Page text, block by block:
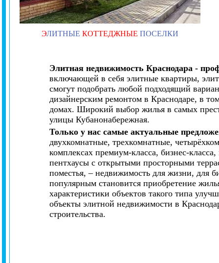
ЭЛИТНЫЕ КОТТЕДЖНЫЕ ПОСЕЛКИ
Элитная недвижимость Краснодара -
включающей в себя элитные квартиры,
смогут подобрать любой подходящий
дизайнерским ремонтом в Краснодаре, в
домах. Широкий выбор жилья в самых
улицы Кубанонабережная.
Только у нас самые актуальные
двухкомнатные, трехкомнатные,
комплексах премиум-класса, бизнес-
пентхаусы с открытыми просторными
поместья, – недвижимость для жизни, для
популярным становится приобретение
характеристики объектов такого типа
объекты элитной недвижимости в
строительства.